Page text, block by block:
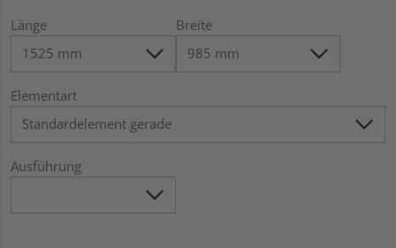
Länge Breite
Elementart
Ausführung